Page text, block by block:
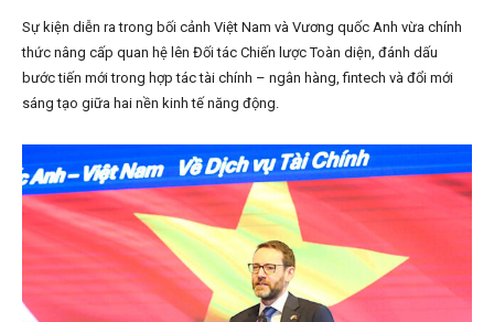
Sự kiện diễn ra trong bối cảnh Việt Nam và Vương quốc Anh vừa chính
thức nâng cấp quan hệ lên Đối tác Chiến lược Toàn diện, đánh dấu
bước tiến mới trong hợp tác tài chính – ngân hàng, fintech và đổi mới
sáng tạo giữa hai nền kinh tế năng động.